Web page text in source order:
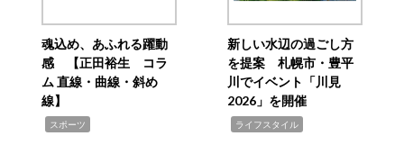
魂込め、あふれる躍動
感 【正田裕生 コラ
ム 直線・曲線・斜め
線】
スポーツ
新しい水辺の過ごし方
を提案 札幌市・豊平
川でイベント「川見
2026」を開催
ライフスタイル